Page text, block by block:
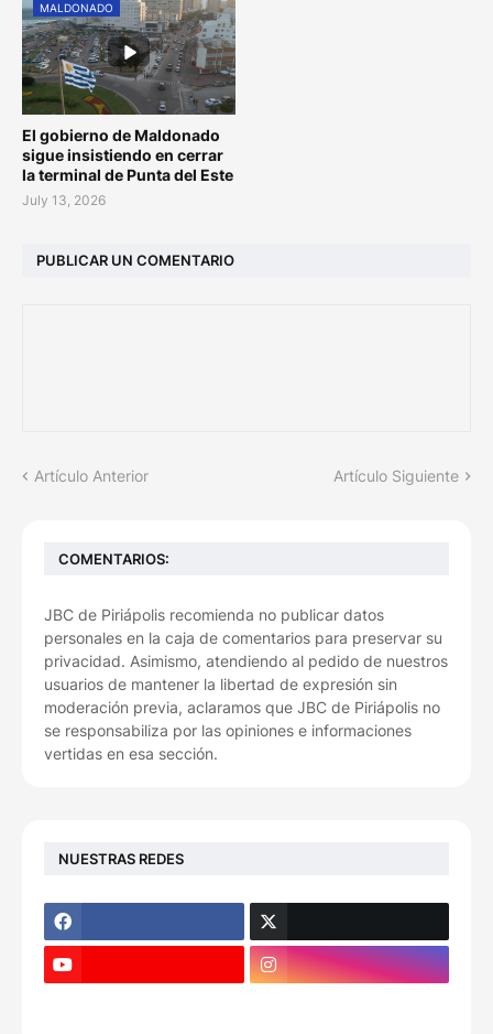
MALDONADO
El gobierno de Maldonado
sigue insistiendo en cerrar
la terminal de Punta del Este
July 13, 2026
PUBLICAR UN COMENTARIO
Artículo Anterior Artículo Siguiente
COMENTARIOS:
JBC de Piriápolis recomienda no publicar datos
personales en la caja de comentarios para preservar su
privacidad. Asimismo, atendiendo al pedido de nuestros
usuarios de mantener la libertad de expresión sin
moderación previa, aclaramos que JBC de Piriápolis no
se responsabiliza por las opiniones e informaciones
vertidas en esa sección.
NUESTRAS REDES